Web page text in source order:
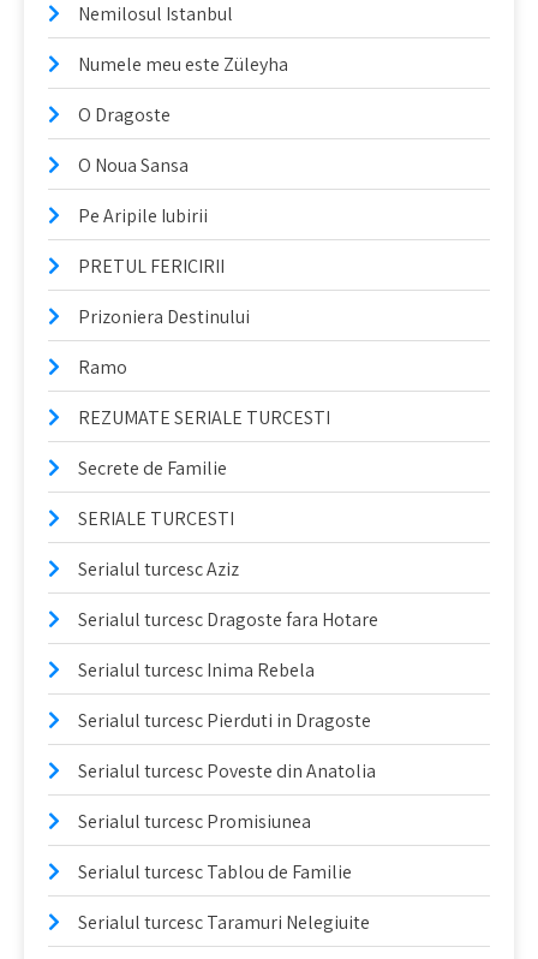
Nemilosul Istanbul
Numele meu este Züleyha
O Dragoste
O Noua Sansa
Pe Aripile Iubirii
PRETUL FERICIRII
Prizoniera Destinului
Ramo
REZUMATE SERIALE TURCESTI
Secrete de Familie
SERIALE TURCESTI
Serialul turcesc Aziz
Serialul turcesc Dragoste fara Hotare
Serialul turcesc Inima Rebela
Serialul turcesc Pierduti in Dragoste
Serialul turcesc Poveste din Anatolia
Serialul turcesc Promisiunea
Serialul turcesc Tablou de Familie
Serialul turcesc Taramuri Nelegiuite